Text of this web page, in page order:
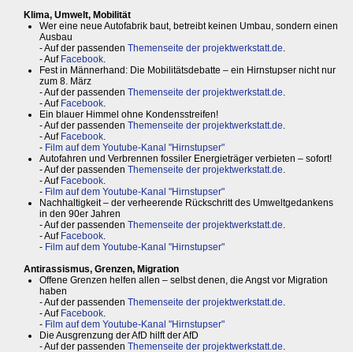
Klima, Umwelt, Mobilität
Wer eine neue Autofabrik baut, betreibt keinen Umbau, sondern einen
Ausbau
- Auf der passenden Themenseite der projektwerkstatt.de.
- Auf Facebook.
Fest in Männerhand: Die Mobilitätsdebatte – ein Hirnstupser nicht nur
zum 8. März
- Auf der passenden Themenseite der projektwerkstatt.de.
- Auf Facebook.
Ein blauer Himmel ohne Kondensstreifen!
- Auf der passenden Themenseite der projektwerkstatt.de.
- Auf Facebook.
- Film auf dem Youtube-Kanal "Hirnstupser"
Autofahren und Verbrennen fossiler Energieträger verbieten – sofort!
- Auf der passenden Themenseite der projektwerkstatt.de.
- Auf Facebook.
- Film auf dem Youtube-Kanal "Hirnstupser"
Nachhaltigkeit – der verheerende Rückschritt des Umweltgedankens
in den 90er Jahren
- Auf der passenden Themenseite der projektwerkstatt.de.
- Auf Facebook.
- Film auf dem Youtube-Kanal "Hirnstupser"
Antirassismus, Grenzen, Migration
Offene Grenzen helfen allen – selbst denen, die Angst vor Migration
haben
- Auf der passenden Themenseite der projektwerkstatt.de.
- Auf Facebook.
- Film auf dem Youtube-Kanal "Hirnstupser"
Die Ausgrenzung der AfD hilft der AfD
- Auf der passenden Themenseite der projektwerkstatt.de.